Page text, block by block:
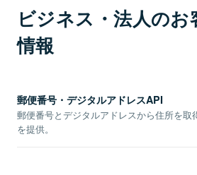
ビジネス・法人のお
情報
郵便番号・デジタルアドレスAPI
郵便番号とデジタルアドレスから住所を取
を提供。